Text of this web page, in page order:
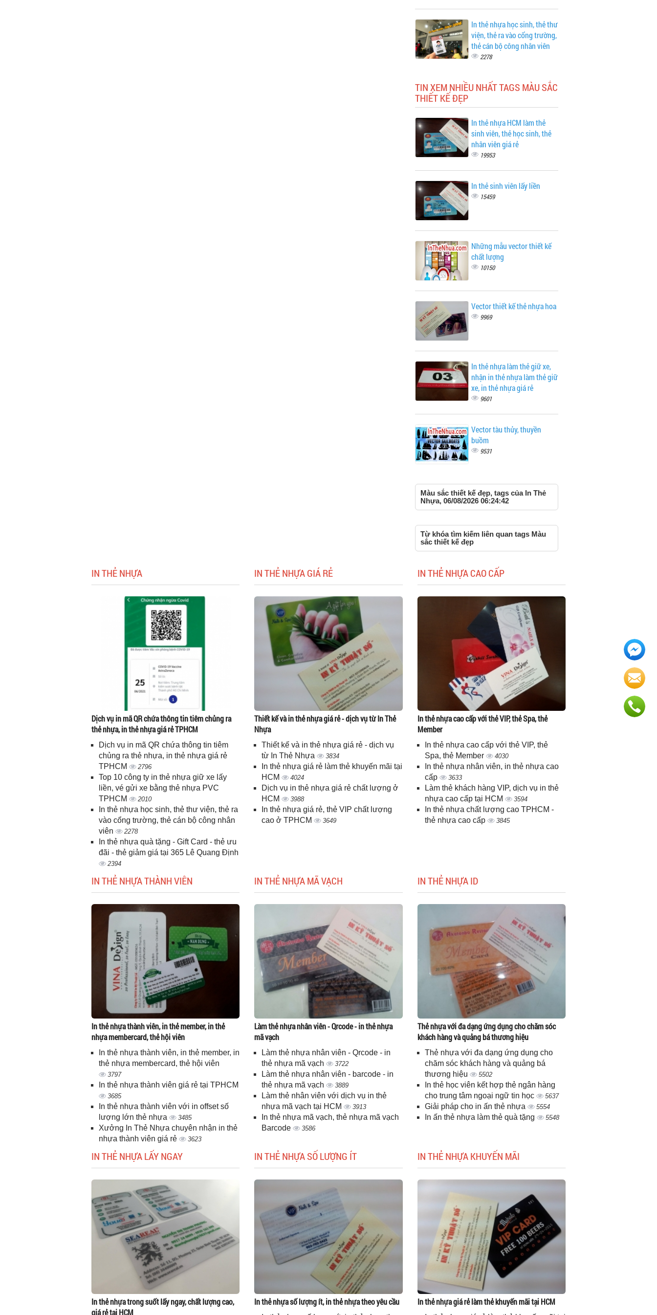
In thẻ nhựa học sinh, thẻ thư
viện, thẻ ra vào cổng trường,
thẻ cán bộ công nhân viên
2278
TIN XEM NHIỀU NHẤT TAGS MÀU SẮC
THIẾT KẾ ĐẸP
In thẻ nhựa HCM làm thẻ
sinh viên, thẻ học sinh, thẻ
nhân viên giá rẻ
19953
In thẻ sinh viên lấy liền
15459
Những mẫu vector thiết kế
chất lượng
10150
Vector thiết kế thẻ nhựa hoa
9969
In thẻ nhựa làm thẻ giữ xe,
nhận in thẻ nhựa làm thẻ giữ
xe, in thẻ nhựa giá rẻ
9601
Vector tàu thủy, thuyền
buồm
9531
Màu sắc thiết kế đẹp, tags của In Thẻ
Nhựa, 06/08/2026 06:24:42
Từ khóa tìm kiếm liên quan tags Màu
sắc thiết kế đẹp
IN THẺ NHỰA
Dịch vụ in mã QR chứa thông tin tiêm chủng ra
thẻ nhựa, in thẻ nhựa giá rẻ TPHCM
Dịch vụ in mã QR chứa thông tin tiêm
chủng ra thẻ nhựa, in thẻ nhựa giá rẻ
TPHCM
2796
Top 10 công ty in thẻ nhựa giữ xe lấy
liền, vé gửi xe bằng thẻ nhựa PVC
TPHCM
2010
In thẻ nhựa học sinh, thẻ thư viện, thẻ ra
vào cổng trường, thẻ cán bộ công nhân
viên
2278
In thẻ nhựa quà tặng - Gift Card - thẻ ưu
đãi - thẻ giảm giá tại 365 Lê Quang Định
2394
IN THẺ NHỰA GIÁ RẺ
Thiết kế và in thẻ nhựa giá rẻ - dịch vụ từ In Thẻ
Nhựa
Thiết kế và in thẻ nhựa giá rẻ - dịch vụ
từ In Thẻ Nhựa
3834
In thẻ nhựa giá rẻ làm thẻ khuyến mãi tại
HCM
4024
Dịch vụ in thẻ nhựa giá rẻ chất lượng ở
HCM
3988
In thẻ nhựa giá rẻ, thẻ VIP chất lượng
cao ở TPHCM
3649
IN THẺ NHỰA CAO CẤP
In thẻ nhựa cao cấp với thẻ VIP, thẻ Spa, thẻ
Member
In thẻ nhựa cao cấp với thẻ VIP, thẻ
Spa, thẻ Member
4030
In thẻ nhựa nhân viên, in thẻ nhựa cao
cấp
3633
Làm thẻ khách hàng VIP, dịch vụ in thẻ
nhựa cao cấp tại HCM
3594
In thẻ nhựa chất lượng cao TPHCM -
thẻ nhựa cao cấp
3845
IN THẺ NHỰA THÀNH VIÊN
In thẻ nhựa thành viên, in thẻ member, in thẻ
nhựa membercard, thẻ hội viên
In thẻ nhựa thành viên, in thẻ member, in
thẻ nhựa membercard, thẻ hội viên
3797
In thẻ nhựa thành viên giá rẻ tại TPHCM
3685
In thẻ nhựa thành viên với in offset số
lượng lớn thẻ nhựa
3485
Xưởng In Thẻ Nhựa chuyên nhận in thẻ
nhựa thành viên giá rẻ
3623
IN THẺ NHỰA MÃ VẠCH
Làm thẻ nhựa nhân viên - Qrcode - in thẻ nhựa
mã vạch
Làm thẻ nhựa nhân viên - Qrcode - in
thẻ nhựa mã vạch
3722
Làm thẻ nhựa nhân viên - barcode - in
thẻ nhựa mã vạch
3889
Làm thẻ nhân viên với dịch vụ in thẻ
nhựa mã vạch tại HCM
3913
In thẻ nhựa mã vạch, thẻ nhựa mã vạch
Barcode
3586
IN THẺ NHỰA ID
Thẻ nhựa với đa dạng ứng dụng cho chăm sóc
khách hàng và quảng bá thương hiệu
Thẻ nhựa với đa dạng ứng dụng cho
chăm sóc khách hàng và quảng bá
thương hiệu
5502
In thẻ học viên kết hợp thẻ ngân hàng
cho trung tâm ngoại ngữ tin học
5637
Giải pháp cho in ấn thẻ nhựa 5554
In ấn thẻ nhựa làm thẻ quà tặng 5548
IN THẺ NHỰA LẤY NGAY
In thẻ nhựa trong suốt lấy ngay, chất lượng cao,
giá rẻ tại HCM
IN THẺ NHỰA SỐ LƯỢNG ÍT
In thẻ nhựa số lượng ít, in thẻ nhựa theo yêu cầu
IN THẺ NHỰA KHUYẾN MÃI
In thẻ nhựa giá rẻ làm thẻ khuyến mãi tại HCM